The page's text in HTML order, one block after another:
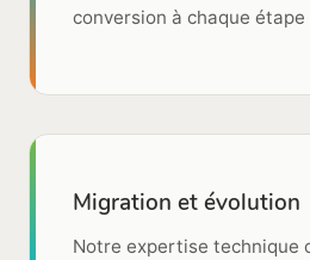
conversion à chaque étape
Migration et évolution
Notre expertise technique